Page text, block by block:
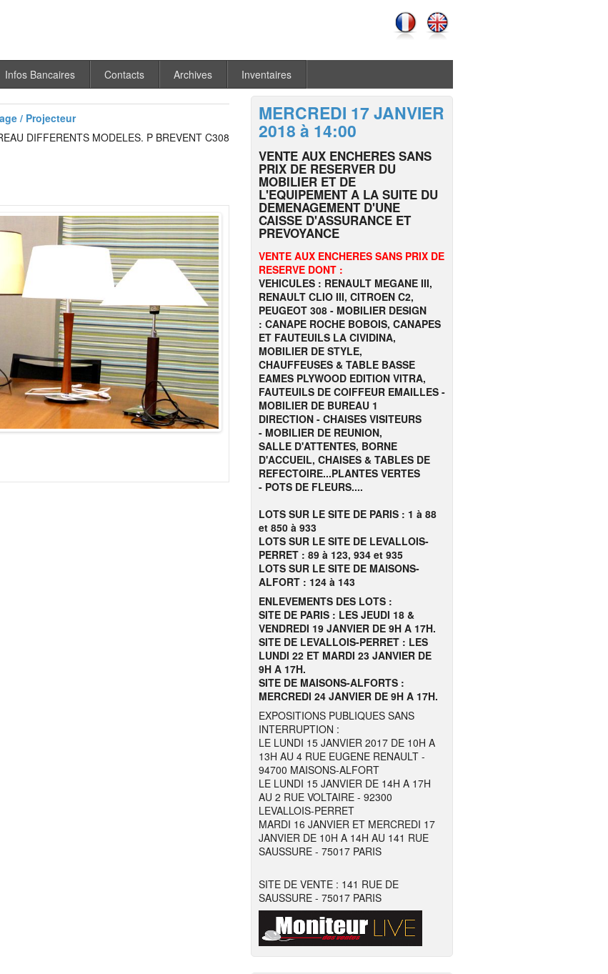
Infos Bancaires Contacts Archives Inventaires
/ Projecteur
DIFFERENTS MODELES. P BREVENT C308
MERCREDI 17 JANVIER
2018 à 14:00
VENTE AUX ENCHERES SANS
PRIX DE RESERVER DU
MOBILIER ET DE
L'EQUIPEMENT A LA SUITE DU
DEMENAGEMENT D'UNE
CAISSE D'ASSURANCE ET
PREVOYANCE
VENTE AUX ENCHERES SANS PRIX DE
RESERVE DONT :
VEHICULES : RENAULT MEGANE III,
RENAULT CLIO III, CITROEN C2,
PEUGEOT 308 - MOBILIER DESIGN
: CANAPE ROCHE BOBOIS, CANAPES
ET FAUTEUILS LA CIVIDINA,
MOBILIER DE STYLE,
CHAUFFEUSES & TABLE BASSE
EAMES PLYWOOD EDITION VITRA,
FAUTEUILS DE COIFFEUR EMAILLES -
MOBILIER DE BUREAU 1
DIRECTION - CHAISES VISITEURS
- MOBILIER DE REUNION,
SALLE D'ATTENTES, BORNE
D'ACCUEIL, CHAISES & TABLES DE
REFECTOIRE...PLANTES VERTES
- POTS DE FLEURS....
LOTS SUR LE SITE DE PARIS : 1 à 88
et 850 à 933
LOTS SUR LE SITE DE LEVALLOIS-
PERRET : 89 à 123, 934 et 935
LOTS SUR LE SITE DE MAISONS-
ALFORT : 124 à 143
ENLEVEMENTS DES LOTS :
SITE DE PARIS : LES JEUDI 18 &
VENDREDI 19 JANVIER DE 9H A 17H.
SITE DE LEVALLOIS-PERRET : LES
LUNDI 22 ET MARDI 23 JANVIER DE
9H A 17H.
SITE DE MAISONS-ALFORTS :
MERCREDI 24 JANVIER DE 9H A 17H.
EXPOSITIONS PUBLIQUES SANS
INTERRUPTION :
LE LUNDI 15 JANVIER 2017 DE 10H A
13H AU 4 RUE EUGENE RENAULT -
94700 MAISONS-ALFORT
LE LUNDI 15 JANVIER DE 14H A 17H
AU 2 RUE VOLTAIRE - 92300
LEVALLOIS-PERRET
MARDI 16 JANVIER ET MERCREDI 17
JANVIER DE 10H A 14H AU 141 RUE
SAUSSURE - 75017 PARIS
SITE DE VENTE : 141 RUE DE
SAUSSURE - 75017 PARIS